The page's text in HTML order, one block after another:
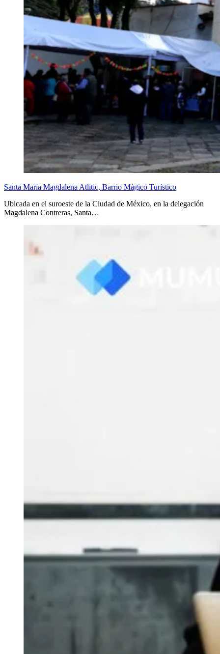
Santa María Magdalena Atlitic, Barrio Mágico Turístico
Ubicada en el suroeste de la Ciudad de México, en la delegación
Magdalena Contreras, Santa…